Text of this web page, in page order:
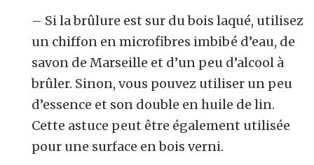
– Si la brûlure est sur du bois laqué, utilisez
un chiffon en microfibres imbibé d’eau, de
savon de Marseille et d’un peu d’alcool à
brûler. Sinon, vous pouvez utiliser un peu
d’essence et son double en huile de lin.
Cette astuce peut être également utilisée
pour une surface en bois verni.